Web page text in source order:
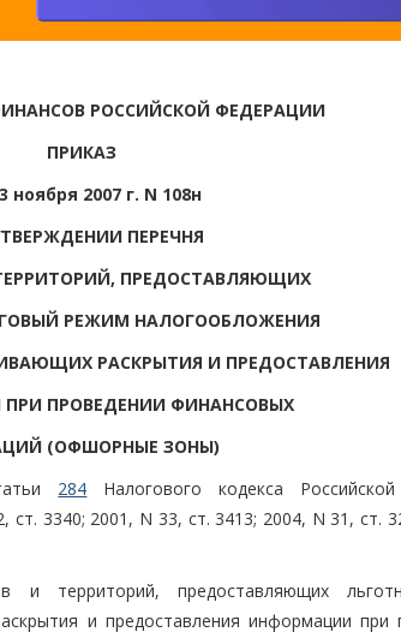
РОССИЙСКОЙ ФЕДЕРАЦИИ
ПРИКАЗ
ноября 2007 г. N 108н
ПЕРЕЧНЯ
ПРЕДОСТАВЛЯЮЩИХ
РЕЖИМ НАЛОГООБЛОЖЕНИЯ
РАСКРЫТИЯ И ПРЕДОСТАВЛЕНИЯ
ПРОВЕДЕНИИ ФИНАНСОВЫХ
(ОФШОРНЫЕ ЗОНЫ)
284 Налогового кодекса
3340; 2001, N 33, ст. 3413; 2004, N 31, ст.
и территорий, предоставляющих
и предоставления информации при